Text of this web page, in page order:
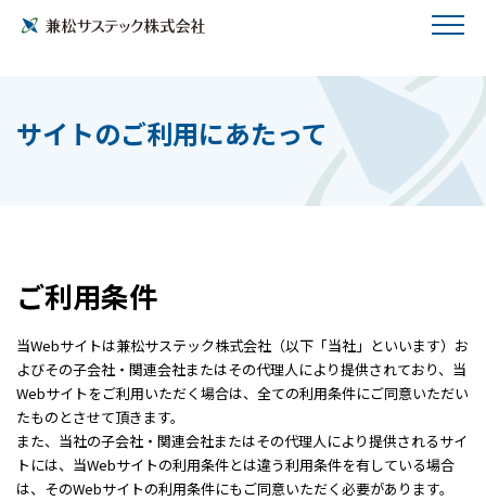
サイトのご利用にあたって
ご利用条件
当Webサイトは兼松サステック株式会社（以下「当社」といいます）お
よびその子会社・関連会社またはその代理人により提供されており、当
Webサイトをご利用いただく場合は、全ての利用条件にご同意いただい
たものとさせて頂きます。
また、当社の子会社・関連会社またはその代理人により提供されるサイ
トには、当Webサイトの利用条件とは違う利用条件を有している場合
は、そのWebサイトの利用条件にもご同意いただく必要があります。